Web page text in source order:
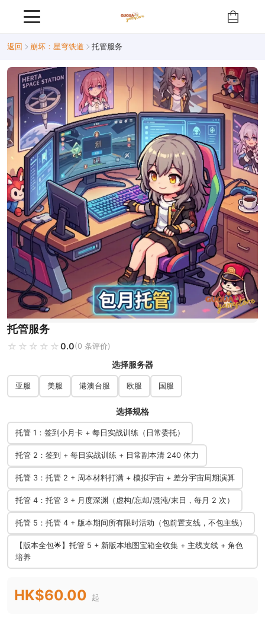
返回 崩坏：星穹铁道 托管服务
托管服务
☆☆☆☆☆
★★★★★ 0.0(0 条评价)
选择服务器
亚服 美服 港澳台服 欧服 国服
选择规格
托管 1：签到小月卡 + 每日实战训练（日常委托）
托管 2：签到 + 每日实战训练 + 日常副本清 240 体力
托管 3：托管 2 + 周本材料打满 + 模拟宇宙 + 差分宇宙周期演算
托管 4：托管 3 + 月度深渊（虚构/忘却/混沌/末日，每月 2 次）
托管 5：托管 4 + 版本期间所有限时活动（包前置支线，不包主线）
【版本全包🌟】托管 5 + 新版本地图宝箱全收集 + 主线支线 + 角色
培养
HK$60.00 起